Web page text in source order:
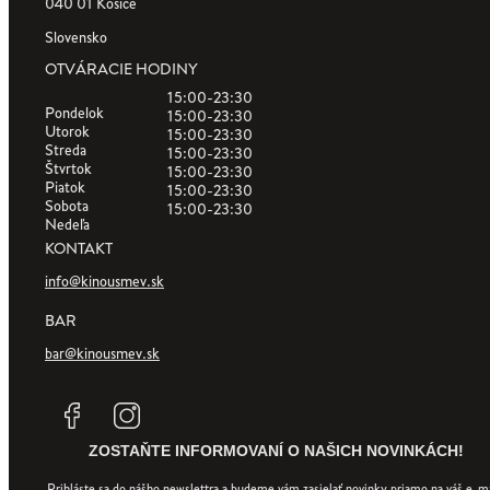
Slovensko
OTVÁRACIE HODINY
Pondelok
Utorok
Streda
Štvrtok
Piatok
Sobota
Nedeľa
15:00-23:30
15:00-23:30
15:00-23:30
15:00-23:30
15:00-23:30
15:00-23:30
15:00-23:30
KONTAKT
info@kinousmev.sk
BAR
bar@kinousmev.sk
ZOSTAŇTE INFORMOVANÍ O NAŠICH NOVINKÁCH!